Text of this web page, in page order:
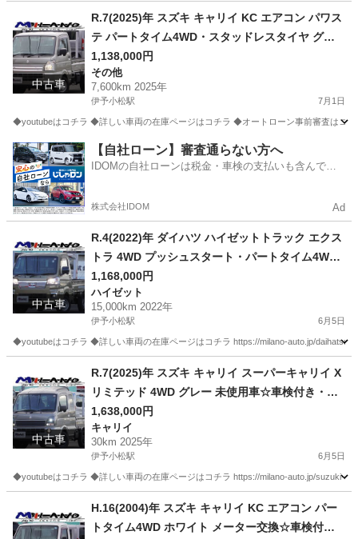
伊予小松駅 ライフ
中古車
R.7(2025)年 スズキ キャリイ KC エアコン パワス
テ パートタイム4WD・スタッドレスタイヤ グレ
ー☆2年車検付き・整備渡・1年保証付☆
1,138,000円
その他
7,600km 2025年
伊予小松駅 7月1日
◆youtubeはコチラ ◆詳しい車両の在庫ページはコチラ ◆オートローン事前審査はコ
愛媛 西条市 伊予小松駅 その他 パートタイム
【自社ローン】審査通らない方へ
IDOMの自社ローンは税金・車検の支払いも含んでい
株式会社IDOM Ad
中古車
R.4(2022)年 ダイハツ ハイゼットトラック エクス
トラ 4WD プッシュスタート・パートタイム4WD
グリーン☆2年車検付き・整備渡・1年保証付☆
1,168,000円
ハイゼット
15,000km 2022年
伊予小松駅 6月5日
◆youtubeはコチラ ◆詳しい車両の在庫ページはコチラ https://milano-auto.jp/
伊予小松駅 ハイゼット
中古車
R.7(2025)年 スズキ キャリイ スーパーキャリイ X
リミテッド 4WD グレー 未使用車☆車検付き・デ
ィーラー新車保証継承可☆
1,638,000円
キャリイ
30km 2025年
伊予小松駅 6月5日
◆youtubeはコチラ ◆詳しい車両の在庫ページはコチラ https://milano-auto.jp/suzuki-
キャリイ
H.16(2004)年 スズキ キャリイ KC エアコン パー
トタイム4WD ホワイト メーター交換☆車検付